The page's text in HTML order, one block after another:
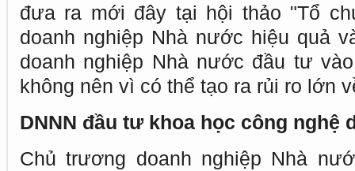
đưa ra mới đây tại hội thảo "Tổ
doanh nghiệp Nhà nước hiệu quả
doanh nghiệp Nhà nước đầu tư
không nên vì có thể tạo ra rủi ro lớn
DNNN đầu tư khoa học công nghệ
Chủ trương doanh nghiệp Nhà